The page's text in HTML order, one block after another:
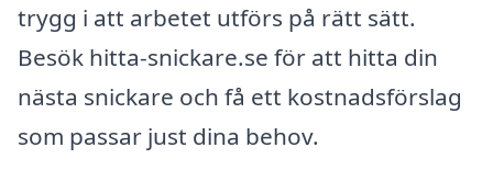
trygg i att arbetet utförs på rätt sätt.
Besök hitta-snickare.se för att hitta din
nästa snickare och få ett kostnadsförslag
som passar just dina behov.